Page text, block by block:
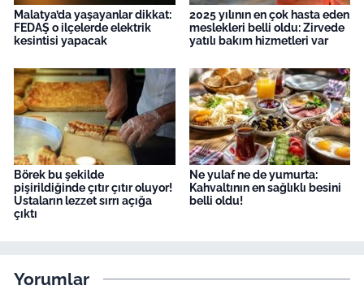
Malatya’da yaşayanlar dikkat:
FEDAŞ o ilçelerde elektrik
kesintisi yapacak
2025 yılının en çok hasta eden
meslekleri belli oldu: Zirvede
yatılı bakım hizmetleri var
Börek bu şekilde
pişirildiğinde çıtır çıtır oluyor!
Ustaların lezzet sırrı açığa
çıktı
Ne yulaf ne de yumurta:
Kahvaltının en sağlıklı besini
belli oldu!
Yorumlar